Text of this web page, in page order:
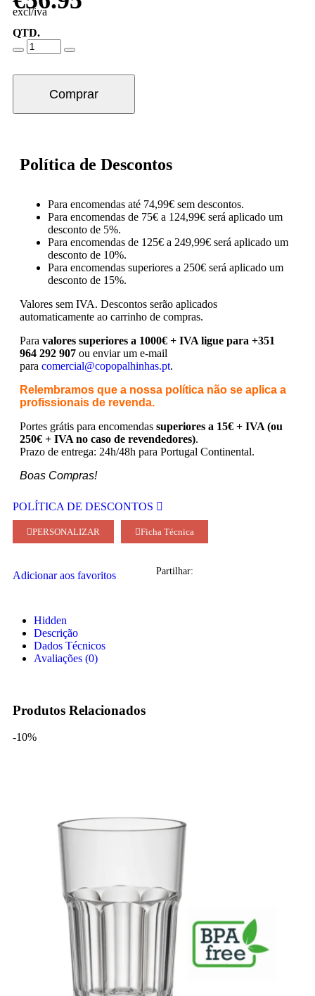
excl/iva
QTD.
Comprar
Política de Descontos
Para encomendas até 74,99€ sem descontos.
Para encomendas de 75€ a 124,99€ será aplicado um
desconto de 5%.
Para encomendas de 125€ a 249,99€ será aplicado um
desconto de 10%.
Para encomendas superiores a 250€ será aplicado um
desconto de 15%.
Valores sem IVA. Descontos serão aplicados
automaticamente ao carrinho de compras.
Para valores superiores a 1000€ + IVA ligue para +351
964 292 907 ou enviar um e-mail
para comercial@copopalhinhas.pt.
Relembramos que a nossa política não se aplica a
profissionais de revenda.
Portes grátis para encomendas superiores a 15€ + IVA (ou
250€ + IVA no caso de revendedores).
Prazo de entrega: 24h/48h para Portugal Continental.
Boas Compras!
POLÍTICA DE DESCONTOS
PERSONALIZAR Ficha Técnica
Adicionar aos favoritos Partilhar:
Hidden
Descrição
Dados Técnicos
Avaliações (0)
Produtos Relacionados
-10%